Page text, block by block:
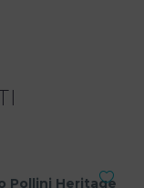
Pollini Heritage